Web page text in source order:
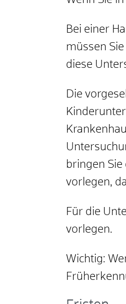
Bei einer
müssen
diese
Die
bringen
vorlegen,
Für die
vorlegen.
Wichtig: